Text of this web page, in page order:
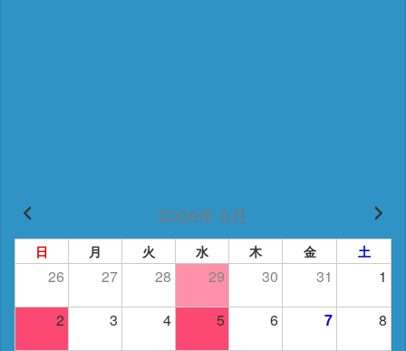
2026年 8月
日 月 火 水 木 金 土
26 27 28 29 30 31 1
2 3 4 5 6 7 8